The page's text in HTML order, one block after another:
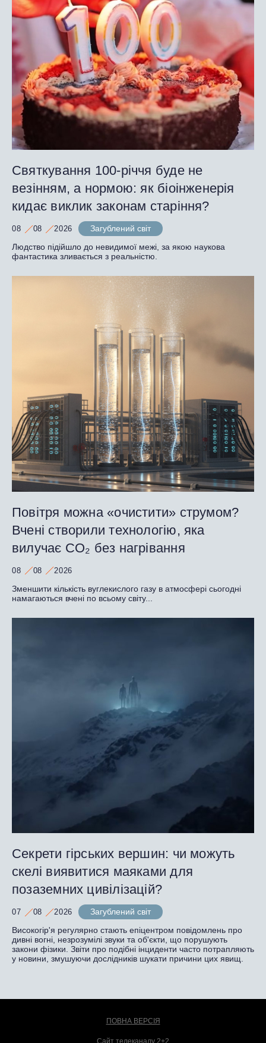
Святкування 100-річчя буде не
везінням, а нормою: як біоінженерія
кидає виклик законам старіння?
08 08 2026
Загублений світ
Людство підійшло до невидимої межі, за якою наукова
фантастика зливається з реальністю.
Повітря можна «очистити» струмом?
Вчені створили технологію, яка
вилучає CO₂ без нагрівання
08 08 2026
Зменшити кількість вуглекислого газу в атмосфері сьогодні
намагаються вчені по всьому світу...
Секрети гірських вершин: чи можуть
скелі виявитися маяками для
позаземних цивілізацій?
07 08 2026
Загублений світ
Високогір'я регулярно стають епіцентром повідомлень про
дивні вогні, незрозумілі звуки та об'єкти, що порушують
закони фізики. Звіти про подібні інциденти часто потрапляють
у новини, змушуючи дослідників шукати причини цих явищ.
ПОВНА ВЕРСІЯ